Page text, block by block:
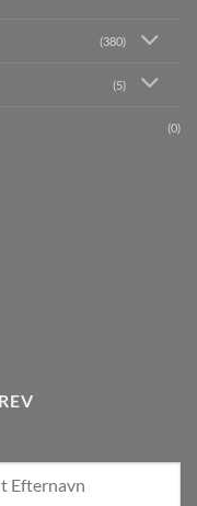
(380)
(5)
(0)